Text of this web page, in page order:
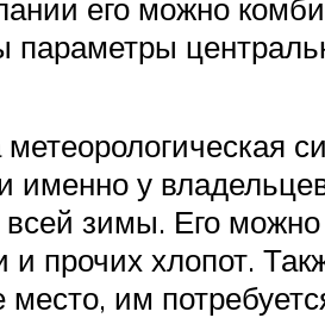
его можно
параметры
у
зимы. Его
и прочих хлопот.
им